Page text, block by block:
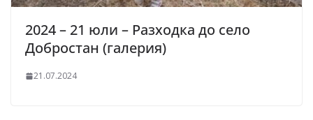
2024 – 21 юли – Разходка до село
Добростан (галерия)
21.07.2024